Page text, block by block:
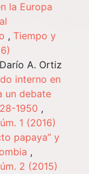
la Europa
,Tiempo y
A. Ortiz
interno en
un debate
1950 ,
1 (2016)
papaya” y
,
2 (2015)